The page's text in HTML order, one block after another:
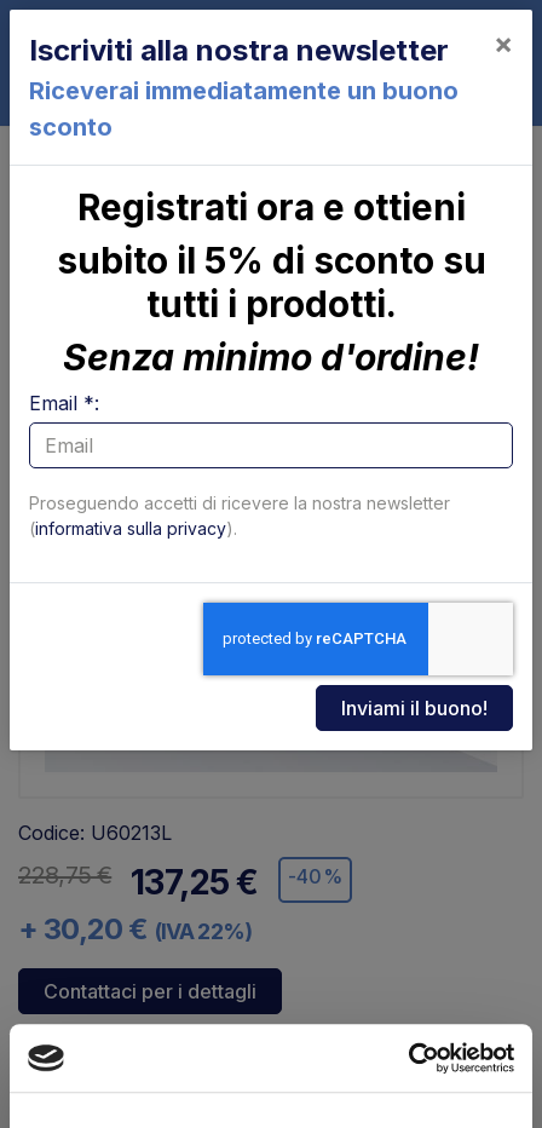
0
Paraurto laterale DL 2000 47S SX
Dautel - USATO
Codice: U60213L
228,75 € 137,25 € -40%
+ 30,20 € (IVA 22%)
Contattaci per i dettagli
Disponibilità:
Marchio:Dautel USATO
Iscriviti alla nostra newsletter
Riceverai immediatamente un buono
sconto
×
Registrati ora e ottieni
subito il 5% di sconto su
tutti i prodotti.
Senza minimo d'ordine!
Email *:
Proseguendo accetti di ricevere la nostra newsletter
(informativa sulla privacy).